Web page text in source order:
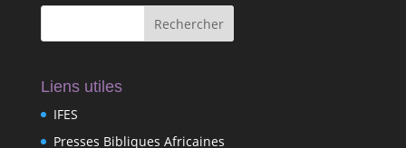
Liens utiles
IFES
Presses Bibliques Africaines